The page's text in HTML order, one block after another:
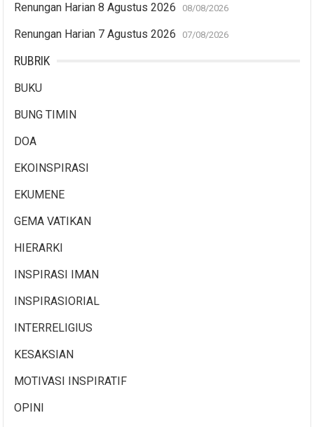
Renungan Harian 8 Agustus 2026 08/08/2026
Renungan Harian 7 Agustus 2026 07/08/2026
RUBRIK
BUKU
BUNG TIMIN
DOA
EKOINSPIRASI
EKUMENE
GEMA VATIKAN
HIERARKI
INSPIRASI IMAN
INSPIRASIORIAL
INTERRELIGIUS
KESAKSIAN
MOTIVASI INSPIRATIF
OPINI